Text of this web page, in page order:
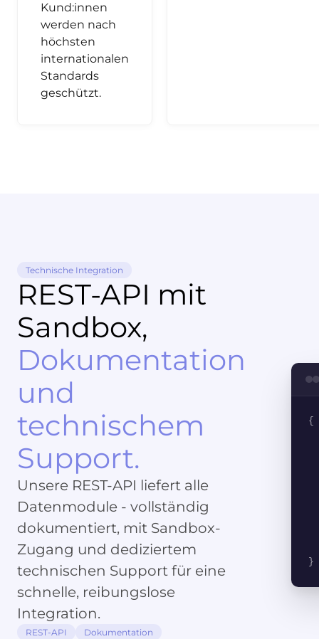
Kund:innen
werden nach
höchsten
internationalen
Standards
geschützt.
Technische Integration
REST-API mit
Sandbox,
Dokumentation
und
technischem
Support.
Unsere REST-API liefert alle
Datenmodule - vollständig
dokumentiert, mit Sandbox-
Zugang und dediziertem
technischen Support für eine
schnelle, reibungslose
Integration.
REST-API
Dokumentation
{
}